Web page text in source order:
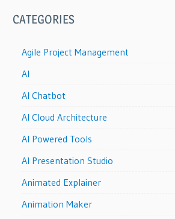
CATEGORIES
Agile Project Management
AI
AI Chatbot
AI Cloud Architecture
AI Powered Tools
AI Presentation Studio
Animated Explainer
Animation Maker